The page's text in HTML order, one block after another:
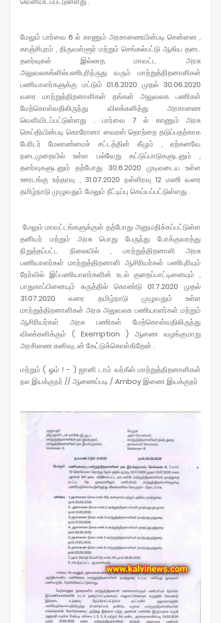
மேலும் பார்வை 6 ல் காணும் அரசாணையின்படி சென்னை ,
காஞ்சிபுரம் , திருவள்ளூர் மற்றும் செங்கல்பட்டு ஆகிய தடை
தளர்வுகள் இல்லாத மாவட்ட அரசு
அலுவலகங்ளில்பணிபுரிந்ருது வரும் மாற்றுத்திறனாளிகள்
பணியாளர்களுக்கு மட்டும் 01.6.2020 முதல் 30.06.2020
வரை மாற்றுத்திறனாளிகள் தங்கள் அலுவலக பணிகள்
மேற்கொள்வதிலிருந்து விலக்களித்து அரசாணை
வெளியிடப்பட்டுள்ளது . பார்வை 7 ல் காணும் அரசு
செய்தியின்படி கொரோனா வைரஸ் தொற்றை தடுப்பதற்காக
பேரிடர் மேலாண்மைச் சட்டத்தின் கீழும் , ஏற்கனவே
நடைமுறையில் உள்ள பல்வேறு கட்டுப்பாடுகளுடனும் ,
தளர்வுகளுடனும் தற்போது 30.6.2020 முடிவடைய உள்ள
ஊரடங்கு உத்தரவு , 31.07.2020 நள்ளிரவு 12 மணி வரை
தமிழ்நாடு முழுவதும் மேலும் நீட்டிப்பு செய்யப்பட்டுள்ளது .
மேலும் மாவட்டங்களுக்குள் தற்போது அனுமதிக்கப்பட்டுள்ள
தனியர் மற்றும் அரசு பொது பேருந்து போக்குவரத்து
நிறுத்தப்பட்ட நிலையில் , மாற்றுத்திறனாளி அரசு
பணியாளர்கள் மாற்றுத்திறனாளி ஆசிரியர்கள் பணிபுரியும்
நேர்வில் இப்பணியாளர்களின் உடல் குறைப்பாட்டினையும் ,
பாதுகாப்பினையும் கருத்தில் கொண்டு 01.7.2020 முதல்
31.07.2020 வரை தமிழ்நாடு முழுவதும் உள்ள
மாற்றுத்திறனாளிகள் அரசு அலுவலக பணியாளர்கள் மற்றும்
ஆசிரியர்கள் அரசு பணிகள் மேற்கொள்வதிலிருந்து
விலக்களிக்கும் ( Exemption ) ஆணை வழங்குமாறு
அரசிணை கனிவுடன் கேட்டுக்கொள்கிறேன் .
மற்றும் ( ஓம் ! - ) ஜானி டாம் வர்கீஸ் மாற்றுத்திறனாளிகள்
நல இயக்குநர் // ஆணைப்படி / Amboy இணை இயக்குநர்